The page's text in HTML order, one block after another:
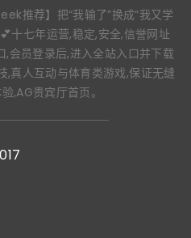
推荐】把“我输了”换成“我又学
十七年运营,稳定,安全,信誉网址
,会员登录后,进入全站入口并下载
,真人互动与体育类游戏,保证无缝
,AG贵宾厅首页。